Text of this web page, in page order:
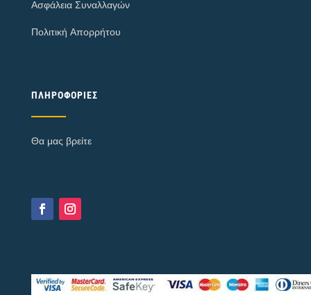
Ασφάλεια Συναλλαγών
Πολιτική Απορρήτου
ΠΛΗΡΟΦΟΡΊΕΣ
Θα μας βρείτε